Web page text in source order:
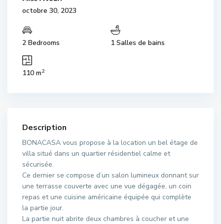
octobre 30, 2023
2 Bedrooms 1 Salles de bains
110 m2
Description
BONACASA vous propose à la location un bel étage de
villa situé dans un quartier résidentiel calme et
sécurisée.
Ce dernier se compose d’un salon lumineux donnant sur
une terrasse couverte avec une vue dégagée, un coin
repas et une cuisine américaine équipée qui complète
la partie jour.
La partie nuit abrite deux chambres à coucher et une